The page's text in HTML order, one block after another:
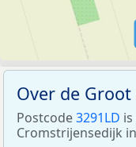
Over de
Postcode3291LD
Cromstrijensedijk